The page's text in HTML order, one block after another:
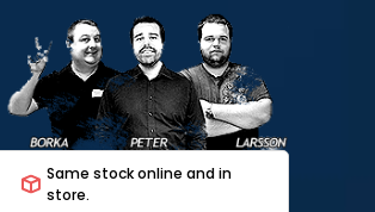
Same stock online and in
store.